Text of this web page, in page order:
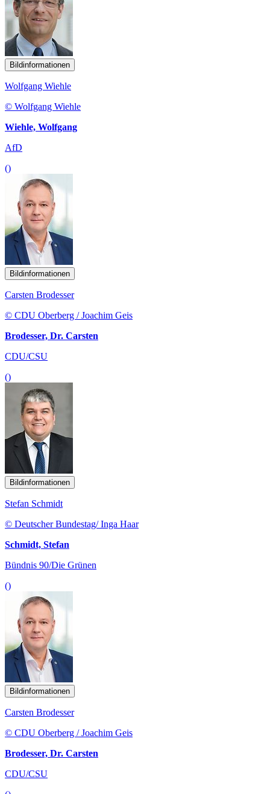
Bildinformationen
Wolfgang Wiehle
© Wolfgang Wiehle
Wiehle, Wolfgang
AfD
()
Bildinformationen
Carsten Brodesser
© CDU Oberberg / Joachim Geis
Brodesser, Dr. Carsten
CDU/CSU
()
Bildinformationen
Stefan Schmidt
© Deutscher Bundestag/ Inga Haar
Schmidt, Stefan
Bündnis 90/Die Grünen
()
Bildinformationen
Carsten Brodesser
© CDU Oberberg / Joachim Geis
Brodesser, Dr. Carsten
CDU/CSU